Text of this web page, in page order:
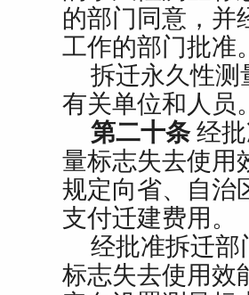
的部门同意，并
工作的部门批准
拆迁永久性测
有关单位和人员
第二十条经批
量标志失去使用
规定向省、自治
支付迁建费用。
经批准拆迁部
标志失去使用效